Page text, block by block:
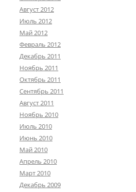
Август 2012
Июль 2012
Май 2012
Февраль 2012
Декабрь 2011
Ноябрь 2011
Октябрь 2011
Сентябрь 2011
Август 2011
Ноябрь 2010
Июль 2010
Июнь 2010
Май 2010
Апрель 2010
Март 2010
Декабрь 2009